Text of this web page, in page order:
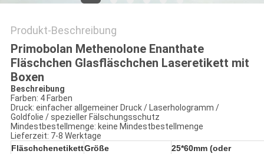
Produkt-Beschreibung
Primobolan Methenolone Enanthate
Fläschchen Glasfläschchen Laseretikett mit
Boxen
Beschreibung
Farben: 4 Farben
Druck: einfacher allgemeiner Druck / Laserhologramm /
Goldfolie / spezieller Fälschungsschutz
Mindestbestellmenge: keine Mindestbestellmenge
Lieferzeit: 7-8 Werktage
FläschchenetikettGröße
25*60mm (oder